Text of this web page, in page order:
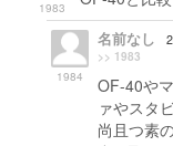
1983
1984
名前なし
>> 1983
OF-40や
ァやスタ
尚且つ素